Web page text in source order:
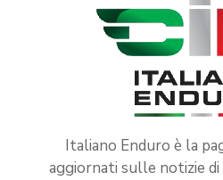
Italiano Enduro è la
aggiornati sulle notizie